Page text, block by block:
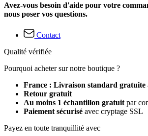
Avez-vous besoin d'aide pour votre
nous poser vos questions.
Contact
Qualité vérifiée
Pourquoi acheter sur notre boutique ?
France : Livraison standard gratuite
Retour gratuit
Au moins 1 échantillon gratuit par
Paiement sécurisé avec cryptage SSL
Payez en toute tranquillité avec